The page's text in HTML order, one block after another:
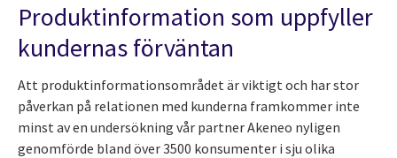
Produktinformation som uppfyller
kundernas förväntan
Att produktinformationsområdet är viktigt och har stor
påverkan på relationen med kunderna framkommer inte
minst av en undersökning vår partner Akeneo nyligen
genomförde bland över 3500 konsumenter i sju olika